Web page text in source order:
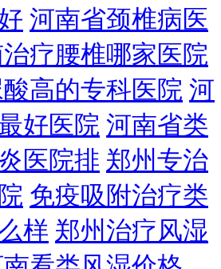
河南省颈椎病医
疗腰椎哪家医院
高的专科医院 河
好医院 河南省类
医院排 郑州专治
免疫吸附治疗类
样 郑州治疗风湿